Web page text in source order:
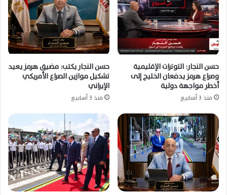
حسن النجار: التوترات الإقليمية
وصراع هرمز يدفعان الخليج إلى
أخطر مواجهة دولية
منذ 3 أسابيع
حسن النجار يكتب: مضيق هرمز يعيد
تشكيل موازين الصراع الأمريكي
الإيراني
منذ 3 أسابيع